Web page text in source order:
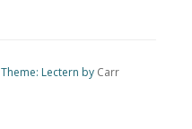
Theme: Lectern by Carr